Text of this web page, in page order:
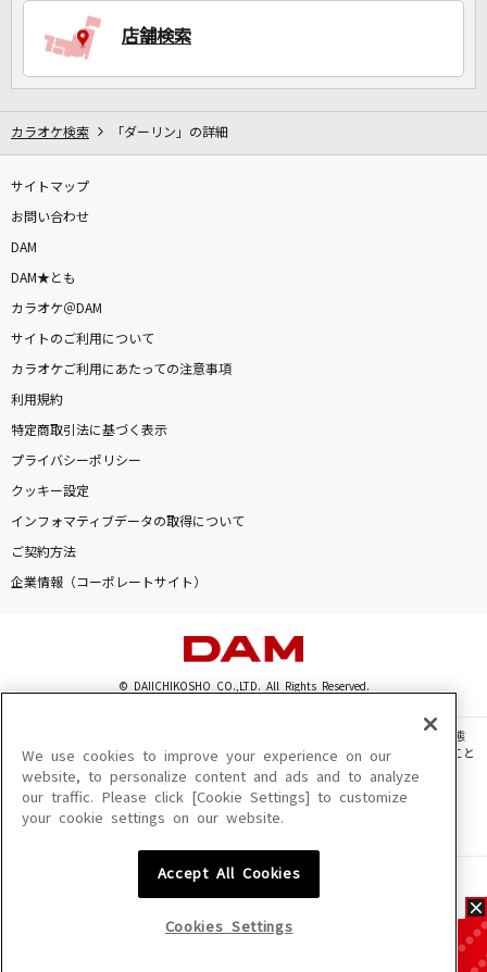
カラオケをもっと楽しもう！
店舗検索
カラオケ検索 「ダーリン」の詳細
サイトマップ
お問い合わせ
DAM
DAM★とも
カラオケ＠DAM
サイトのご利用について
カラオケご利用にあたっての注意事項
利用規約
特定商取引法に基づく表示
プライバシーポリシー
クッキー設定
インフォマティブデータの取得について
ご契約方法
企業情報（コーポレートサイト）
© DAIICHIKOSHO CO.,LTD. All Rights Reserved.
このサイトに掲載されている一切の文章・画像・写真・動画・音声等を、手段や形態
を問わず、著作権法の定める範囲を超えて無断で複製、転載、ファイル化などすること
を禁じます。
楽曲及びコンテンツは、機種によりご利用いただけない場合があります。
楽曲及びコンテンツの配信日、配信内容が変更になる場合があります。
We use cookies to improve your experience on our
website, to personalize content and ads and to analyze
our traffic. Please click [Cookie Settings] to customize
your cookie settings on our website.
Accept All Cookies
Cookies Settings